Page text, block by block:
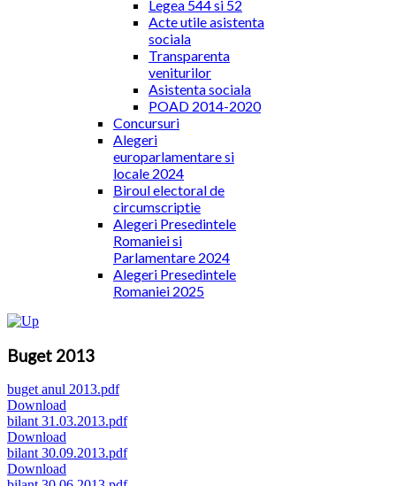
Legea 544 si 52
Acte utile asistenta
sociala
Transparenta
veniturilor
Asistenta sociala
POAD 2014-2020
Concursuri
Alegeri
europarlamentare si
locale 2024
Biroul electoral de
circumscriptie
Alegeri Presedintele
Romaniei si
Parlamentare 2024
Alegeri Presedintele
Romaniei 2025
Buget 2013
buget anul 2013.pdf
Download
bilant 31.03.2013.pdf
Download
bilant 30.09.2013.pdf
Download